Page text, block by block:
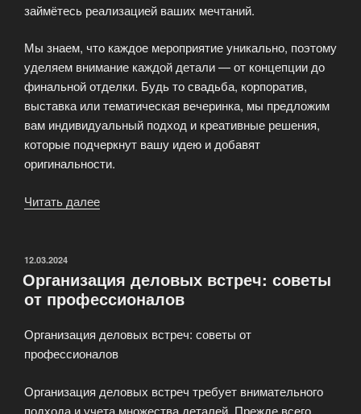
займётесь реализацией ваших мечтаний.
Мы знаем, что каждое мероприятие уникально, поэтому
уделяем внимание каждой детали — от концепции до
финальной отделки. Будь то свадьба, корпоратив,
выставка или тематическая вечеринка, мы предложим
вам индивидуальный подход и креативные решения,
которые подчеркнут вашу идею и добавят
оригинальности.
Читать далее
воплощаем
идеи!»
ОПУБЛИКОВАНО
12.03.2024
Организация деловых встреч: советы
от профессионалов
Организация деловых встреч: советы от
профессионалов
Организация деловых встреч требует внимательного
подхода и учета множества деталей. Прежде всего,